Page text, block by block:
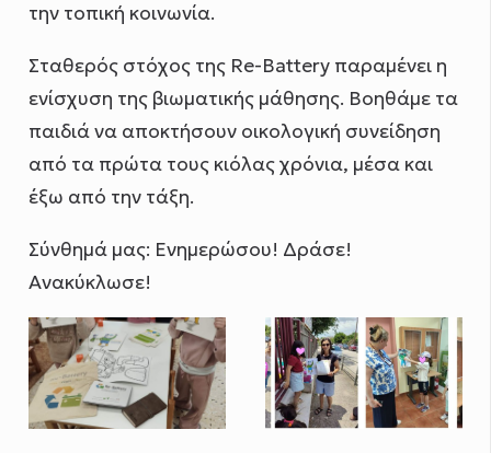
την τοπική κοινωνία.
Σταθερός στόχος της Re-Battery παραμένει η
ενίσχυση της βιωματικής μάθησης. Βοηθάμε τα
παιδιά να αποκτήσουν οικολογική συνείδηση
από τα πρώτα τους κιόλας χρόνια, μέσα και
έξω από την τάξη.
Σύνθημά μας: Ενημερώσου! Δράσε!
Ανακύκλωσε!